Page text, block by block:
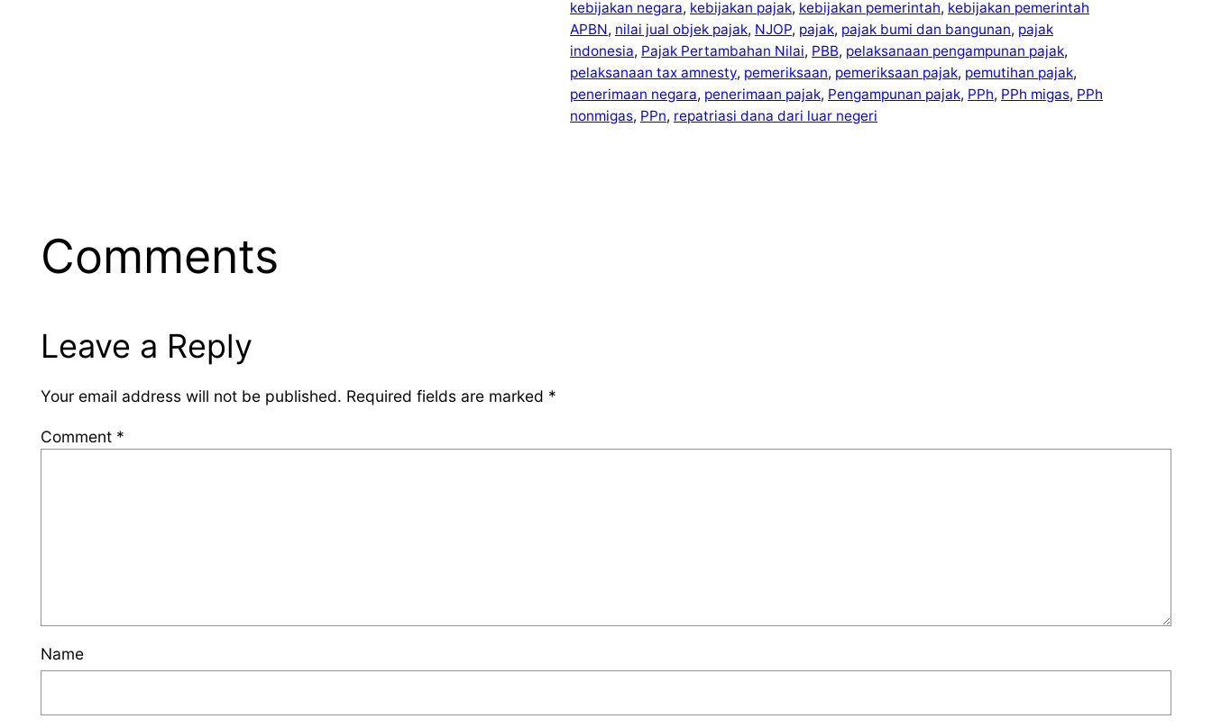
kebijakan negara, kebijakan pajak, kebijakan pemerintah, kebijakan pemerintah
APBN, nilai jual objek pajak, NJOP, pajak, pajak bumi dan bangunan, pajak
indonesia, Pajak Pertambahan Nilai, PBB, pelaksanaan pengampunan pajak
pelaksanaan tax amnesty, pemeriksaan, pemeriksaan pajak, pemutihan pajak
penerimaan negara, penerimaan pajak, Pengampunan pajak, PPh, PPh migas, PPh
nonmigas, PPn, repatriasi dana dari luar negeri
Comments
Leave a Reply
Your email address will not be published. Required fields are marked *
Comment *
Name